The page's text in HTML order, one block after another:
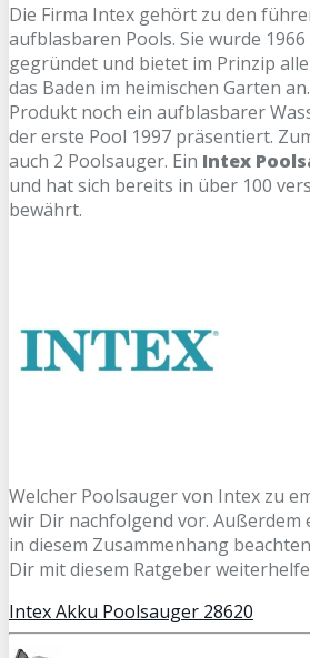
Die Firma Intex gehört zu den
aufblasbaren Pools. Sie wurde 1966
gegründet und bietet im Prinzip
das Baden im heimischen Garten
Produkt noch ein aufblasbarer
der erste Pool 1997 präsentiert.
auch 2 Poolsauger. Ein Intex
und hat sich bereits in über 100
bewährt.
Welcher Poolsauger von Intex zu
wir Dir nachfolgend vor. Außerdem
in diesem Zusammenhang
Dir mit diesem Ratgeber
Intex Akku Poolsauger 28620